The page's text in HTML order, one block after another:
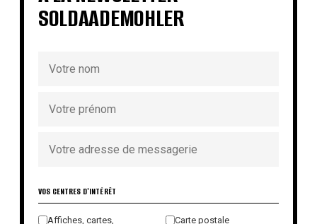
SOLDAADEMOHLER
VOS CENTRES D'INTÉRÊT
Affiches, cartes,
Carte postale